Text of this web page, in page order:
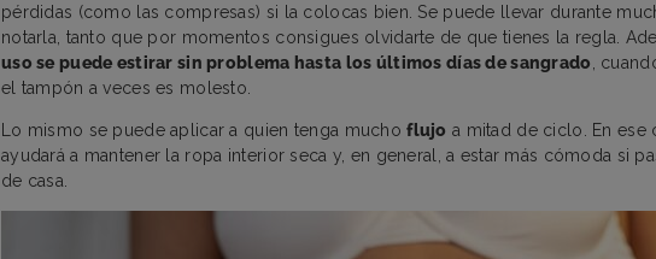
pérdidas (como las compresas) si la colocas bien. Se puede llevar durante
notarla, tanto que por momentos consigues olvidarte de que tienes la regla.
uso se puede estirar sin problema hasta los últimos días de sangrado ,
el tampón a veces es molesto.
Lo mismo se puede aplicar a quien tenga muchoflujo a mitad de ciclo. En ese
ayudará a mantener la ropa interior seca y, en general, a estar más cómoda si
de casa.